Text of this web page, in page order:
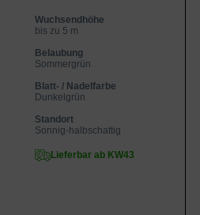
Wuchsendhöhe
bis zu 5 m
Belaubung
Sommergrün
Blatt- / Nadelfarbe
Dunkelgrün
Standort
Sonnig-halbschattig
Lieferbar ab KW43